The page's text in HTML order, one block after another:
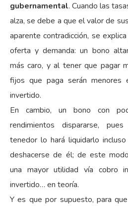
gubernamental. Cuando las
alza, se debe a que el valor de
aparente contradicción, se
oferta y demanda: un bono
más caro, y al tener que pagar
fijos que paga serán menores
invertido.
En cambio, un bono con
rendimientos dispararse,
tenedor lo hará liquidarlo
deshacerse de él; de este
una mayor utilidad vía cobro
invertido… en teoría.
Y es que por supuesto, para